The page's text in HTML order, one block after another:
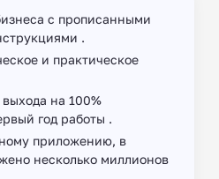
с прописанными
.
и практическое
на 100%
год работы .
приложению, в
несколько миллионов